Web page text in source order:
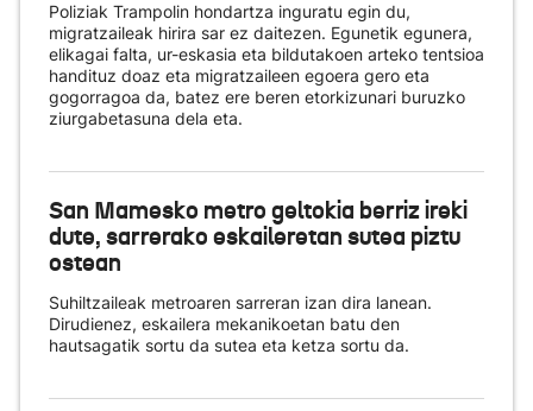
Poliziak Trampolin hondartza inguratu egin du,
migratzaileak hirira sar ez daitezen. Egunetik egunera,
elikagai falta, ur-eskasia eta bildutakoen arteko tentsioa
handituz doaz eta migratzaileen egoera gero eta
gogorragoa da, batez ere beren etorkizunari buruzko
ziurgabetasuna dela eta.
San Mamesko metro geltokia berriz ireki
dute, sarrerako eskaileretan sutea piztu
ostean
Suhiltzaileak metroaren sarreran izan dira lanean.
Dirudienez, eskailera mekanikoetan batu den
hautsagatik sortu da sutea eta ketza sortu da.